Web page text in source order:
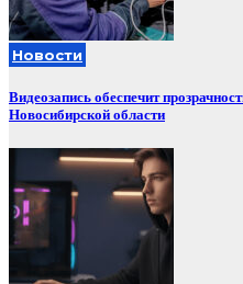
Новости
Видеозапись обеспечит
Новосибирской области